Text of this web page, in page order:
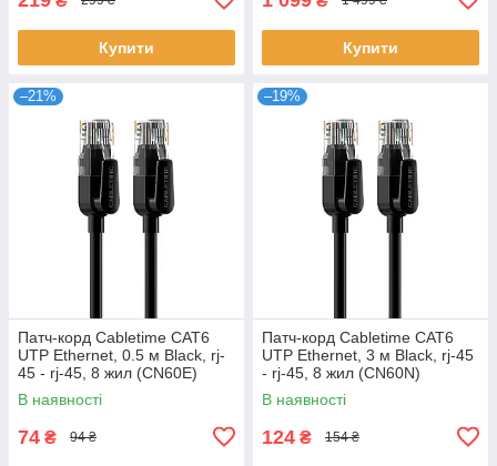
Купити Купити
–21%
Патч-корд Cabletime CAT6
UTP Ethernet, 0.5 м Black, rj-
45 - rj-45, 8 жил (CN60E)
В наявності
74 ₴ 94 ₴
–19%
Патч-корд Cabletime CAT6
UTP Ethernet, 3 м Black, rj-45
- rj-45, 8 жил (CN60N)
В наявності
124 ₴ 154 ₴